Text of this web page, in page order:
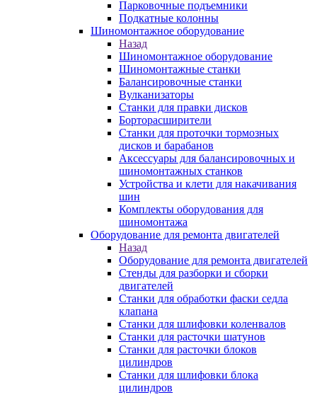
Парковочные подъемники
Подкатные колонны
Шиномонтажное оборудование
Назад
Шиномонтажное оборудование
Шиномонтажные станки
Балансировочные станки
Вулканизаторы
Станки для правки дисков
Борторасширители
Станки для проточки тормозных
дисков и барабанов
Аксессуары для балансировочных и
шиномонтажных станков
Устройства и клети для накачивания
шин
Комплекты оборудования для
шиномонтажа
Оборудование для ремонта двигателей
Назад
Оборудование для ремонта двигателей
Стенды для разборки и сборки
двигателей
Станки для обработки фаски седла
клапана
Станки для шлифовки коленвалов
Станки для расточки шатунов
Станки для расточки блоков
цилиндров
Станки для шлифовки блока
цилиндров